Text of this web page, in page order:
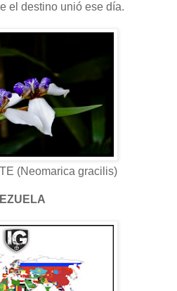
el destino unió ese día.
(Neomarica gracilis)